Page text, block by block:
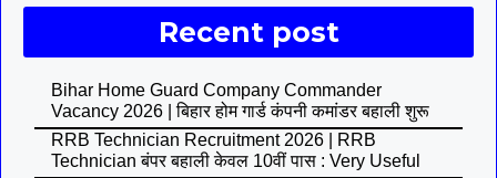
Recent post
Bihar Home Guard Company Commander
Vacancy 2026 | बिहार होम गार्ड कंपनी कमांडर बहाली शुरू
RRB Technician Recruitment 2026 | RRB
Technician बंपर बहाली केवल 10वीं पास : Very Useful